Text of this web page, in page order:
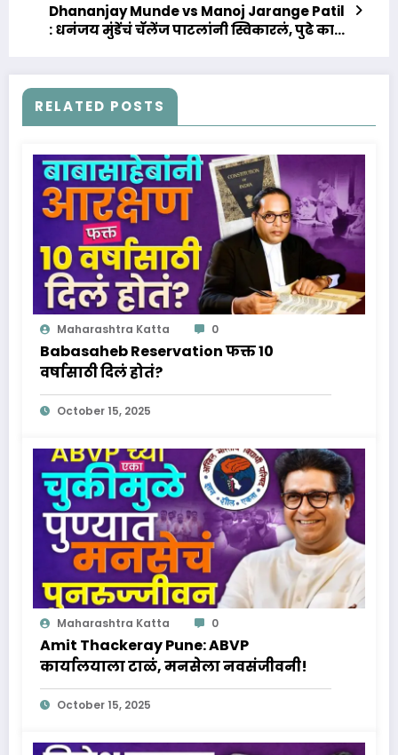
Dhananjay Munde vs Manoj Jarange Patil
: धनंजय मुंडेंचं चॅलेंज पाटलांनी स्विकारलं, पुढे काय
RELATED POSTS
Maharashtra Katta 0
Babasaheb Reservation फक्त 10
वर्षासाठी दिलं होतं?
October 15, 2025
Maharashtra Katta 0
Amit Thackeray Pune: ABVP
कार्यालयाला टाळं, मनसेला नवसंजीवनी!
October 15, 2025